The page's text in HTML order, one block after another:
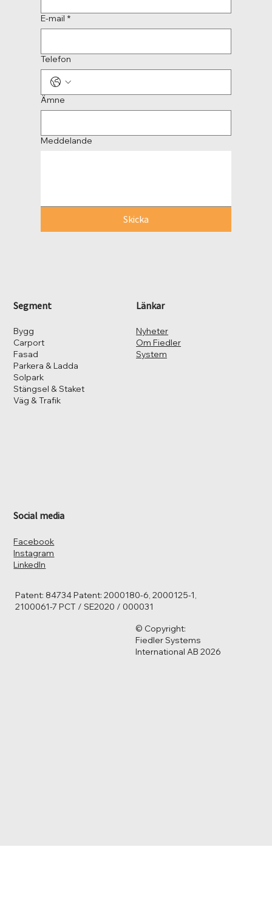
Segment
Bygg
Carport
Fasad
Parkera & Ladda
Solpark
Stängsel & Staket
Väg & Trafik
Länkar
Nyheter
Om Fiedler
System
Social media
Facebook
Instagram
LinkedIn
E-mail *
Telefon
Ämne
Meddelande
Skicka
Patent: 84734 Patent: 2000180-6, 2000125-1,
2100061-7 PCT / SE2020 / 000031
© Copyright:
Fiedler Systems
International AB 2026